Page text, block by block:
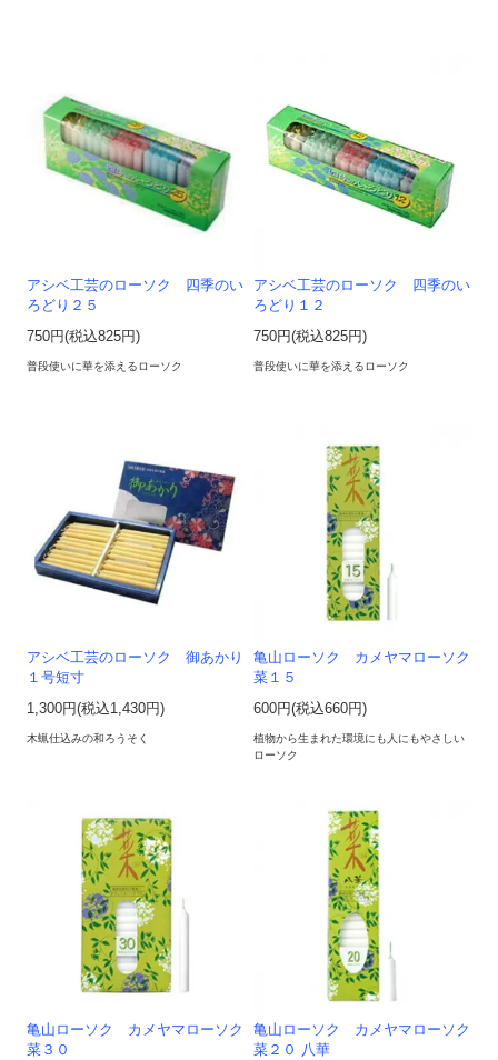
アシベ工芸のローソク 四季のい
ろどり２５
750円(税込825円)
普段使いに華を添えるローソク
アシベ工芸のローソク 四季のい
ろどり１２
750円(税込825円)
普段使いに華を添えるローソク
アシベ工芸のローソク 御あかり
１号短寸
1,300円(税込1,430円)
木蝋仕込みの和ろうそく
亀山ローソク カメヤマローソク
菜１５
600円(税込660円)
植物から生まれた環境にも人にもやさしい
ローソク
亀山ローソク カメヤマローソク
菜３０
亀山ローソク カメヤマローソク
菜２０ 八華